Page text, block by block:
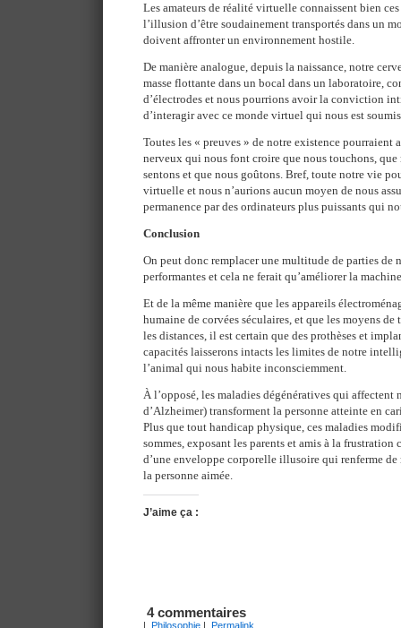
Les amateurs de réalité virtuelle connaissent bien
l’illusion d’être soudainement transportés dans un
doivent affronter un environnement hostile.
De manière analogue, depuis la naissance, notre
masse flottante dans un bocal dans un laboratoire,
d’électrodes et nous pourrions avoir la conviction
d’interagir avec ce monde virtuel qui nous est
Toutes les « preuves » de notre existence pourraient
nerveux qui nous font croire que nous touchons, que
sentons et que nous goûtons. Bref, toute notre vie
virtuelle et nous n’aurions aucun moyen de nous
permanence par des ordinateurs plus puissants qui
Conclusion
On peut donc remplacer une multitude de parties de
performantes et cela ne ferait qu’améliorer la
Et de la même manière que les appareils
humaine de corvées séculaires, et que les moyens
les distances, il est certain que des prothèses et
capacités laisserons intacts les limites de notre
l’animal qui nous habite inconsciemment.
À l’opposé, les maladies dégénératives qui affectent
d’Alzheimer) transforment la personne atteinte en
Plus que tout handicap physique, ces maladies
sommes, exposant les parents et amis à la frustration
d’une enveloppe corporelle illusoire qui renferme de
la personne aimée.
J’aime ça :
4 commentaires
| Philosophie | Permalink